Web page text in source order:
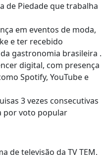
de Piedade que trabalha
em eventos de moda,
e ter recebido
gastronomia brasileira .
digital, com presença
Spotify, YouTube e
3 vezes consecutivas
por voto popular
de televisão da TV TEM,